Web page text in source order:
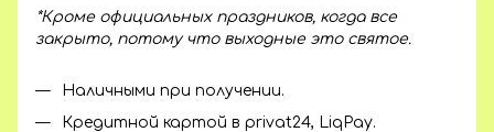
*Кроме официальных праздников, когда все
закрыто, потому что выходные это святое.
Наличными при получении.
Кредитной картой в privat24, LiqPay.